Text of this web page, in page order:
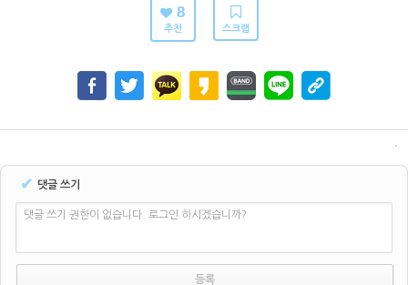
8
추천 스크랩
✔ 댓글 쓰기
댓글 쓰기 권한이 없습니다. 로그인 하시겠습니까?